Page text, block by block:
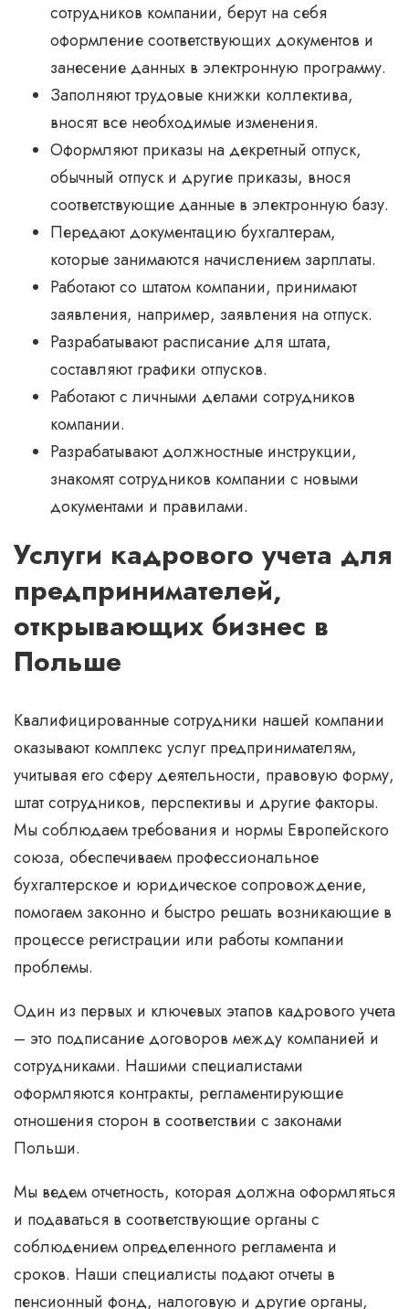
сотрудников компании, берут на себя
оформление соответствующих документов и
занесение данных в электронную программу.
Заполняют трудовые книжки коллектива,
вносят все необходимые изменения.
Оформляют приказы на декретный отпуск,
обычный отпуск и другие приказы, внося
соответствующие данные в электронную базу.
Передают документацию бухгалтерам,
которые занимаются начислением зарплаты.
Работают со штатом компании, принимают
заявления, например, заявления на отпуск.
Разрабатывают расписание для штата,
составляют графики отпусков.
Работают с личными делами сотрудников
компании.
Разрабатывают должностные инструкции,
знакомят сотрудников компании с новыми
документами и правилами.
Услуги кадрового учета для
предпринимателей,
открывающих бизнес в
Польше
Квалифицированные сотрудники нашей компании
оказывают комплекс услуг предпринимателям,
учитывая его сферу деятельности, правовую форму,
штат сотрудников, перспективы и другие факторы.
Мы соблюдаем требования и нормы Европейского
союза, обеспечиваем профессиональное
бухгалтерское и юридическое сопровождение,
помогаем законно и быстро решать возникающие в
процессе регистрации или работы компании
проблемы.
Один из первых и ключевых этапов кадрового учета
– это подписание договоров между компанией и
сотрудниками. Нашими специалистами
оформляются контракты, регламентирующие
отношения сторон в соответствии с законами
Польши.
Мы ведем отчетность, которая должна оформляться
и подаваться в соответствующие органы с
соблюдением определенного регламента и
сроков. Наши специалисты подают отчеты в
пенсионный фонд, налоговую и другие органы,